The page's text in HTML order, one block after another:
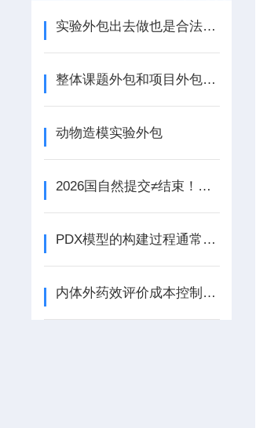
实验外包出去做也是合法的 您花钱买时间 精力去治病救人
整体课题外包和项目外包-为什么越来越多的企业选择实验外包?
动物造模实验外包
2026国自然提交≠结束！注意：评审期新增“动态报告”，事关立项！
PDX模型的构建过程通常包括以下步骤
内体外药效评价成本控制指南：从高通量筛选到3D生物打印的降本增效路径